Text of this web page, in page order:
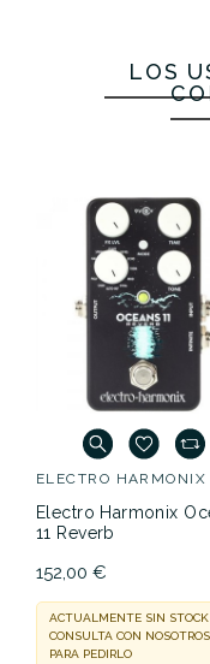
LOS
ELECTRO HARMONIX
Electro Harmonix
11 Reverb
152,00 €
ACTUALMENTE SIN
CONSULTA CON NOSOTROS
PARA PEDIRLO